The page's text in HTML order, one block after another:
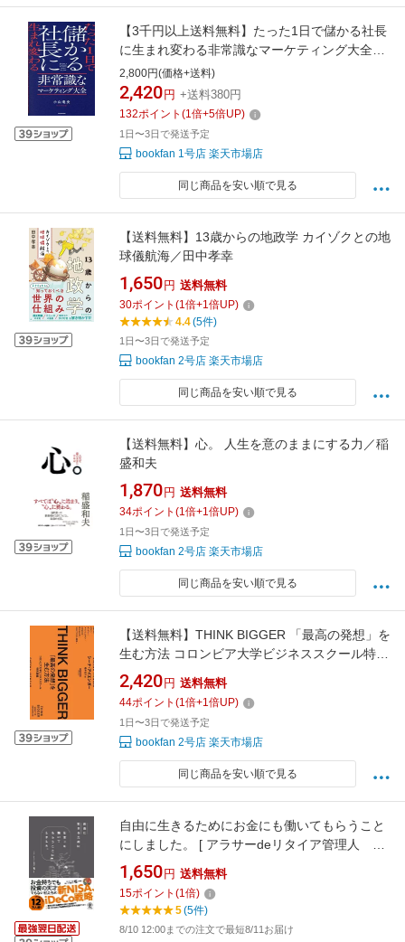
【3千円以上送料無料】たった1日で儲かる社長
に生まれ変わる非常識なマーケティング大全／
小山竜央
2,800円(価格+送料)
2,420 円 +送料380円
132ポイント (1倍+5倍UP)
1日〜3日で発送予定
bookfan 1号店 楽天市場店
同じ商品を安い順で見る
【送料無料】13歳からの地政学 カイゾクとの地
球儀航海／田中孝幸
1,650 円 送料無料
30ポイント (1倍+1倍UP)
4.4(5件)
1日〜3日で発送予定
bookfan 2号店 楽天市場店
同じ商品を安い順で見る
【送料無料】心。 人生を意のままにする力／稲
盛和夫
1,870 円 送料無料
34ポイント (1倍+1倍UP)
1日〜3日で発送予定
bookfan 2号店 楽天市場店
同じ商品を安い順で見る
【送料無料】THINK BIGGER 「最高の発想」を
生む方法 コロンビア大学ビジネススクール特別
講義／シーナ・アイエンガー／櫻井祐子
2,420 円 送料無料
44ポイント (1倍+1倍UP)
1日〜3日で発送予定
bookfan 2号店 楽天市場店
同じ商品を安い順で見る
自由に生きるためにお金にも働いてもらうこと
にしました。 [ アラサーdeリタイア管理人 ち
ー ]
1,650 円 送料無料
15ポイント (1倍)
5(5件)
8/10 12:00までの注文で最短8/11お届け